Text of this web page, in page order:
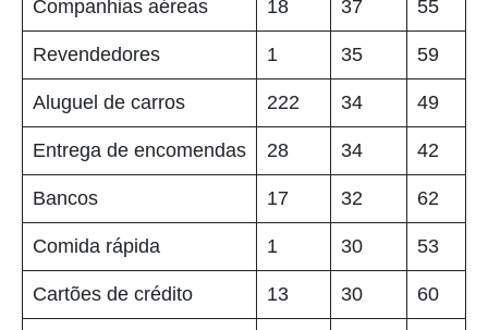
Companhias aéreas 18 37 55
Revendedores 1 35 59
Aluguel de carros 222 34 49
Entrega de encomendas 28 34 42
Bancos 17 32 62
Comida rápida 1 30 53
Cartões de crédito 13 30 60